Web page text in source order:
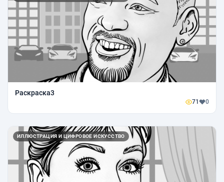
Раскраска3
71 0
ИЛЛЮСТРАЦИЯ И ЦИФРОВОЕ ИСКУССТВО